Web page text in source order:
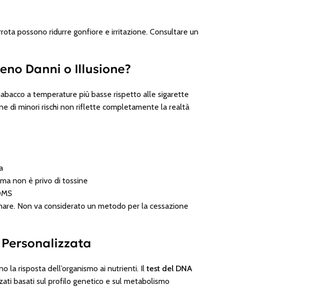
possono ridurre gonfiore e irritazione. Consultare un
Danni o Illusione?
a temperature più basse rispetto alle sigarette
di minori rischi non riflette completamente la realtà
non è privo di tossine
Non va considerato un metodo per la cessazione
la risposta dell’organismo ai nutrienti. Iltest del DNA
basati sul profilo genetico e sul metabolismo